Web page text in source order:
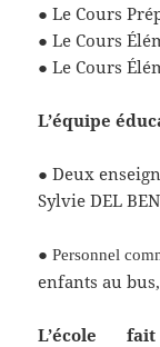
● Le Cours
● Le Cours
● Le Cours
L’équipe
● Deux
Sylvie DEL BEN
●Personnel
enfants au
L’école